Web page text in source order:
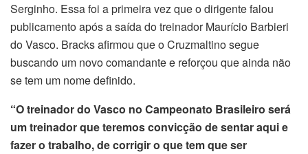
Serginho. Essa foi a primeira vez que o dirigente falou
publicamento após a saída do treinador Maurício Barbieri
do Vasco. Bracks afirmou que o Cruzmaltino segue
buscando um novo comandante e reforçou que ainda não
se tem um nome definido.
“O treinador do Vasco no Campeonato Brasileiro será
um treinador que teremos convicção de sentar aqui e
fazer o trabalho, de corrigir o que tem que ser